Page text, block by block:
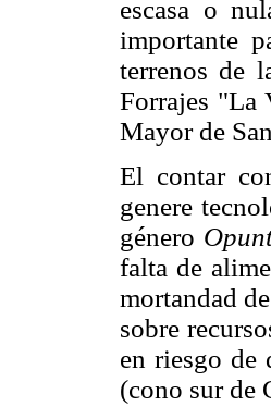
escasa o
importante
terrenos de
Forrajes "La
Mayor de
El contar
genere
género
falta de
mortandad
sobre
en riesgo de
(cono sur de